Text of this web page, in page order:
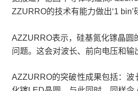
ZZURRO的技术有能力做出‘1 bin’
AZZURRO表示，硅基氮化镓晶圆
问题。这会对波长、前向电压和
AZZURRO的突破性成果包括：